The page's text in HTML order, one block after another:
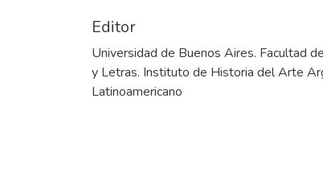
Editor
Universidad de Buenos Aires. Facultad
y Letras. Instituto de Historia del Arte
Latinoamericano